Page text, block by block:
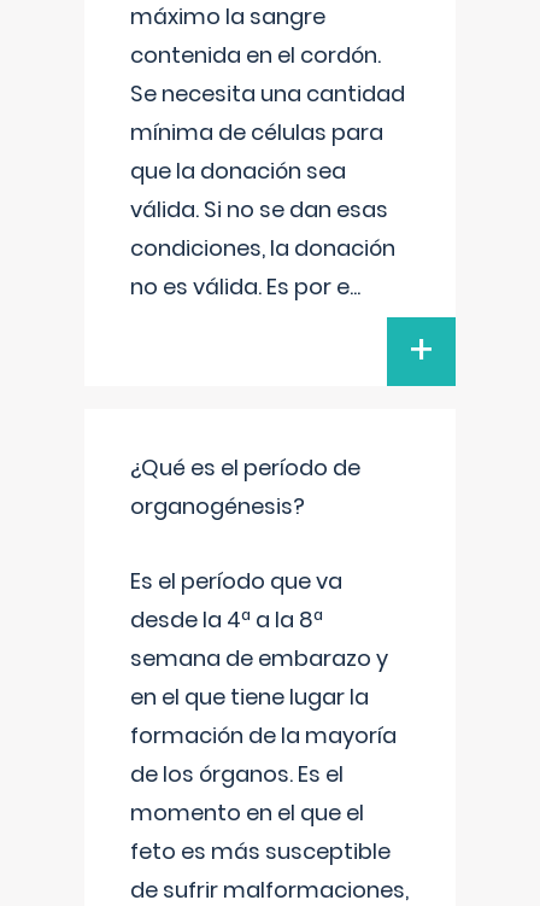
máximo la sangre
contenida en el cordón.
Se necesita una cantidad
mínima de células para
que la donación sea
válida. Si no se dan esas
condiciones, la donación
no es válida. Es por e...
+
¿Qué es el período de
organogénesis?
Es el período que va
desde la 4ª a la 8ª
semana de embarazo y
en el que tiene lugar la
formación de la mayoría
de los órganos. Es el
momento en el que el
feto es más susceptible
de sufrir malformaciones,